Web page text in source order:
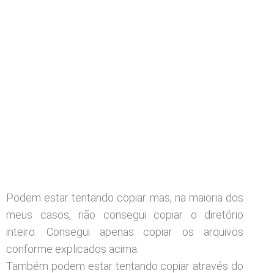
Podem estar tentando copiar mas, na maioria dos
meus casos, não consegui copiar o diretório
inteiro. Consegui apenas copiar os arquivos
conforme explicados acima.
Também podem estar tentando copiar através do